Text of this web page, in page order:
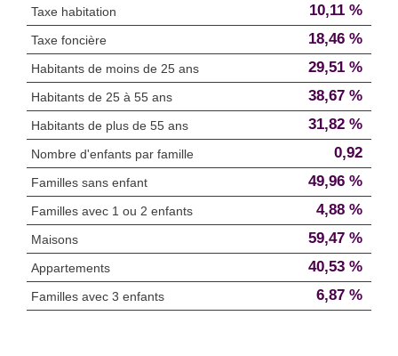
Taxe habitation 10,11 %
Taxe foncière 18,46 %
Habitants de moins de 25 ans 29,51 %
Habitants de 25 à 55 ans 38,67 %
Habitants de plus de 55 ans 31,82 %
Nombre d'enfants par famille 0,92
Familles sans enfant 49,96 %
Familles avec 1 ou 2 enfants 4,88 %
Maisons 59,47 %
Appartements 40,53 %
Familles avec 3 enfants 6,87 %